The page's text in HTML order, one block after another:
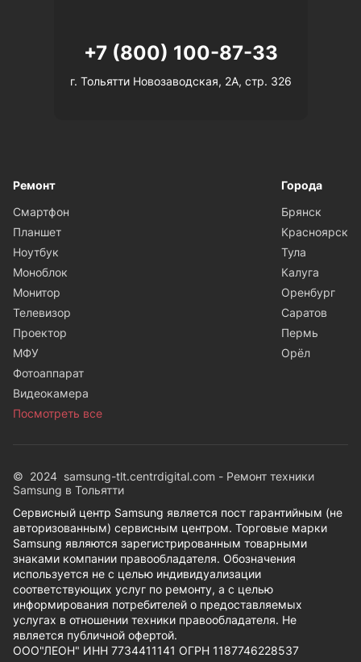
+7 (800) 100-87-33
г. Тольятти Новозаводская, 2А, стр. 326
Ремонт
Смартфон
Планшет
Ноутбук
Моноблок
Монитор
Телевизор
Проектор
МФУ
Фотоаппарат
Видеокамера
Посмотреть все
Города
Брянск
Красноярск
Тула
Калуга
Оренбург
Саратов
Пермь
Орёл
© 2024 samsung-tlt.centrdigital.com - Ремонт техники
Samsung в Тольятти
Сервисный центр Samsung является пост гарантийным (не
авторизованным) сервисным центром. Торговые марки
Samsung являются зарегистрированным товарными
знаками компании правообладателя. Обозначения
используется не с целью индивидуализации
соответствующих услуг по ремонту, а с целью
информирования потребителей о предоставляемых
услугах в отношении техники правообладателя. Не
является публичной офертой.
ООО"ЛЕОН" ИНН 7734411141 ОГРН 1187746228537